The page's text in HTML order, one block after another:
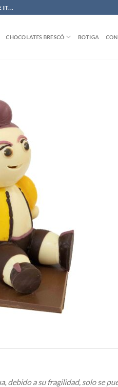
IT...
CHOCOLATES BRESCÓ BOTIGA
debido a su fragilidad, solo se